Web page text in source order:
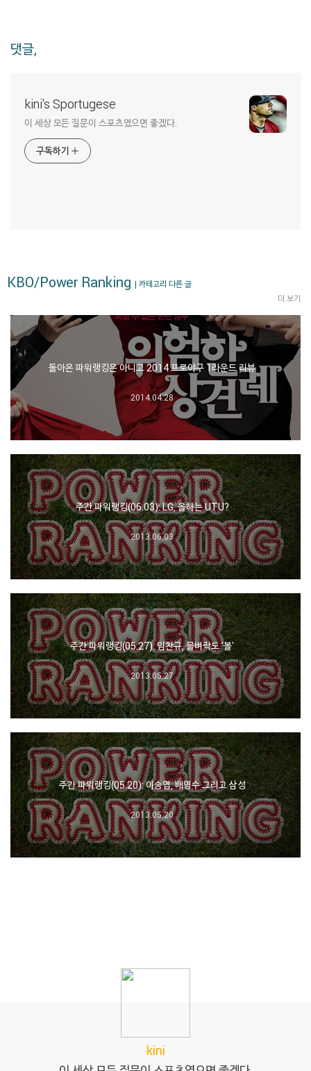
댓글,
kini's Sportugese
이 세상 모든 질문이 스포츠였으면 좋겠다.
구독하기
KBO/Power Ranking | 카테고리 다른 글
더 보기
돌아온 파워랭킹은 아니고 2014 프로야구 1라운드 리뷰
2014.04.28
주간 파워랭킹(06.03): LG, 올해는 UTU?
2013.06.03
주간 파워랭킹(05.27): 임찬규, 물벼락도 '볼'
2013.05.27
주간 파워랭킹(05.20): 이승엽, 배영수 그리고 삼성
2013.05.20
kini